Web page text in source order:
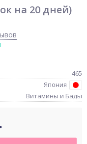
на 20 дней)
465
Япония
Витамины и Бады